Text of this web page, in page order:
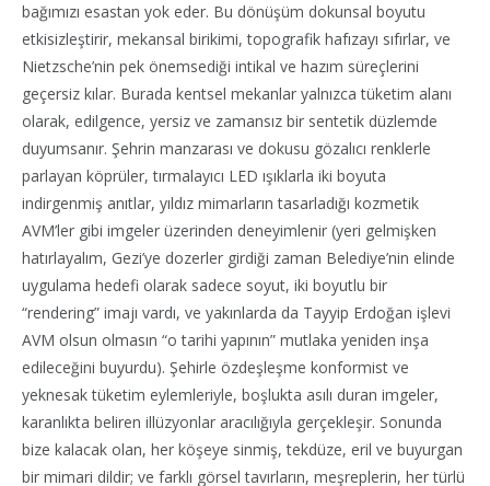
bağımızı esastan yok eder. Bu dönüşüm dokunsal boyutu
etkisizleştirir, mekansal birikimi, topografik hafızayı sıfırlar, ve
Nietzsche’nin pek önemsediği intikal ve hazım süreçlerini
geçersiz kılar. Burada kentsel mekanlar yalnızca tüketim alanı
olarak, edilgence, yersiz ve zamansız bir sentetik düzlemde
duyumsanır. Şehrin manzarası ve dokusu gözalıcı renklerle
parlayan köprüler, tırmalayıcı LED ışıklarla iki boyuta
indirgenmiş anıtlar, yıldız mimarların tasarladığı kozmetik
AVM’ler gibi imgeler üzerinden deneyimlenir (yeri gelmişken
hatırlayalım, Gezi’ye dozerler girdiği zaman Belediye’nin elinde
uygulama hedefi olarak sadece soyut, iki boyutlu bir
“rendering” imajı vardı, ve yakınlarda da Tayyip Erdoğan işlevi
AVM olsun olmasın “o tarihi yapının” mutlaka yeniden inşa
edileceğini buyurdu). Şehirle özdeşleşme konformist ve
yeknesak tüketim eylemleriyle, boşlukta asılı duran imgeler,
karanlıkta beliren illüzyonlar aracılığıyla gerçekleşir. Sonunda
bize kalacak olan, her köşeye sinmiş, tekdüze, eril ve buyurgan
bir mimari dildir; ve farklı görsel tavırların, meşreplerin, her türlü